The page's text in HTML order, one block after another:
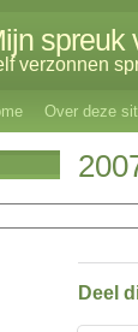
spreuk
verzonnen
Over deze
Deel